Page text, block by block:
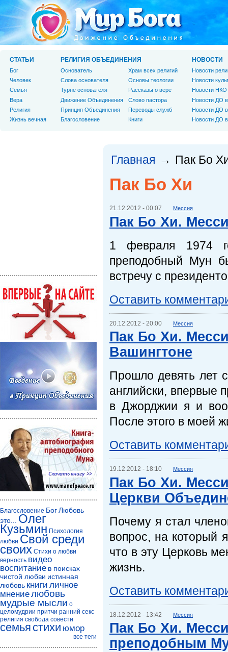
Главная → Пак Бо
Пак Бо Хи
21.12.2012 - 00:07 Мессия
Пак Бо Хи.
1 февраля 1974
преподобный Мун
встречу с
Оставить
20.12.2012 - 20:00 Мессия
Пак Бо Хи.
Вашингтоне
Прошло девять лет
английски, впервые
в Джорджии я и
После этого в моей
Оставить
19.12.2012 - 18:10 Мессия
Пак Бо Хи.
Церкви
Почему я стал
вопрос, на который
что в эту Церковь
жизнь.
Оставить
18.12.2012 - 13:42 Мессия
Пак Бо Хи.
преподобным
СТАТЬИ
Бог
Человек
Cемья
Вера
Религия
Жизнь вечная
РЕЛИГИЯ ОБЪЕДИНЕНИЯ
Основатель
Слова основателя
Турне основателя
Движение Объединения
Принцип Объединения
Благословение
Храм всех религий
Основы теологии
Рассказы о вере
Слово пастора
Переводы служб
Книги
НОВОСТИ
Новости
Новости
Новости НКО
Новости ДО
Новости ДО
Новости ДО
Благословение БогЛюбовь
это...
Олег
Кузьмин Психология
любви Свой среди
своих Стихи о любви
верность видео
воспитание в поисках
чистой любви истинная
любовь книги личное
мнениелюбовь
мудрые мысли о
целомудрии притчи ранний секс
религия свобода совести
семья стихи юмор
все теги